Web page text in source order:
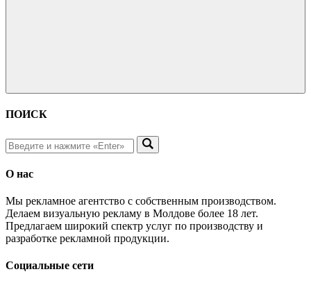
ПОИСК
О нас
Мы рекламное агентство с собственным производством.
Делаем визуальную рекламу в Молдове более 18 лет.
Предлагаем широкий спектр услуг по производству и
разработке рекламной продукции.
Социальные сети